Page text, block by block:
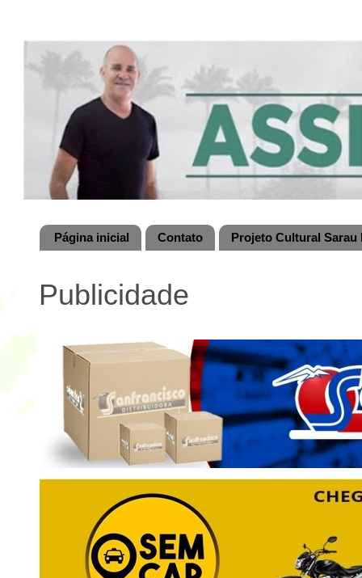
Página inicial Contato Projeto Cultural
Publicidade